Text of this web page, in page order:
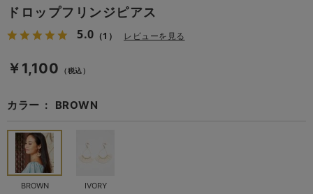
ドロップフリンジピアス
5.0 （1） レビューを見る
￥1,100 （税込）
カラー BROWN
BROWN IVORY